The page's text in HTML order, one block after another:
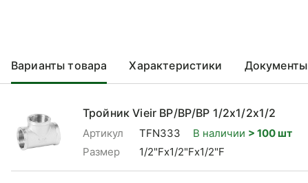
Варианты товара Характеристики Документы
Тройник Vieir ВР/ВР/ВР 1/2x1/2x1/2
Артикул TFN333 В наличии > 100 шт
Размер
1/2"Fx1/2"Fx1/2"F